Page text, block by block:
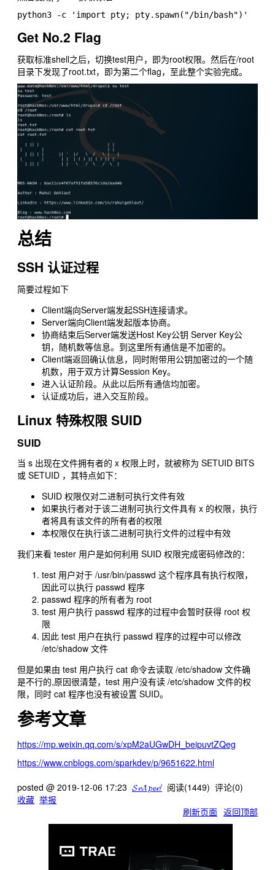
Get No.2 Flag
获取标准shell之后，切换test用户，即为root权限。然后在/root
目录下发现了root.txt，即为第二个flag，至此整个实验完成。
总结
SSH 认证过程
简要过程如下
Client端向Server端发起SSH连接请求。
Server端向Client端发起版本协商。
协商结束后Server端发送Host Key公钥 Server Key公
钥，随机数等信息。到这里所有通信是不加密的。
Client端返回确认信息，同时附带用公钥加密过的一个随
机数，用于双方计算Session Key。
进入认证阶段。从此以后所有通信均加密。
认证成功后，进入交互阶段。
Linux 特殊权限 SUID
SUID
当 s 出现在文件拥有者的 x 权限上时，就被称为 SETUID BITS
或 SETUID ，其特点如下：
SUID 权限仅对二进制可执行文件有效
如果执行者对于该二进制可执行文件具有 x 的权限，执行
者将具有该文件的所有者的权限
本权限仅在执行该二进制可执行文件的过程中有效
我们来看 tester 用户是如何利用 SUID 权限完成密码修改的：
test 用户对于 /usr/bin/passwd 这个程序具有执行权限，
因此可以执行 passwd 程序
passwd 程序的所有者为 root
test 用户执行 passwd 程序的过程中会暂时获得 root 权
限
因此 test 用户在执行 passwd 程序的过程中可以修改
/etc/shadow 文件
但是如果由 test 用户执行 cat 命令去读取 /etc/shadow 文件确
是不行的,原因很清楚，test 用户没有读 /etc/shadow 文件的权
限，同时 cat 程序也没有被设置 SUID。
参考文章
https://mp.weixin.qq.com/s/xpM2aUGwDH_beipuvtZQeg
https://www.cnblogs.com/sparkdev/p/9651622.html
posted @ 2019-12-06 17:23 𝓢𝓷1𝓹𝓮𝓻/ 阅读(1449) 评论(0)
收藏 举报
刷新页面 返回顶部